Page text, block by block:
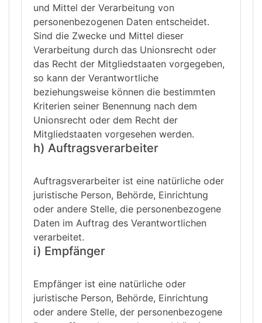
und Mittel der Verarbeitung von
personenbezogenen Daten entscheidet.
Sind die Zwecke und Mittel dieser
Verarbeitung durch das Unionsrecht oder
das Recht der Mitgliedstaaten vorgegeben,
so kann der Verantwortliche
beziehungsweise können die bestimmten
Kriterien seiner Benennung nach dem
Unionsrecht oder dem Recht der
Mitgliedstaaten vorgesehen werden.
h) Auftragsverarbeiter
Auftragsverarbeiter ist eine natürliche oder
juristische Person, Behörde, Einrichtung
oder andere Stelle, die personenbezogene
Daten im Auftrag des Verantwortlichen
verarbeitet.
i) Empfänger
Empfänger ist eine natürliche oder
juristische Person, Behörde, Einrichtung
oder andere Stelle, der personenbezogene